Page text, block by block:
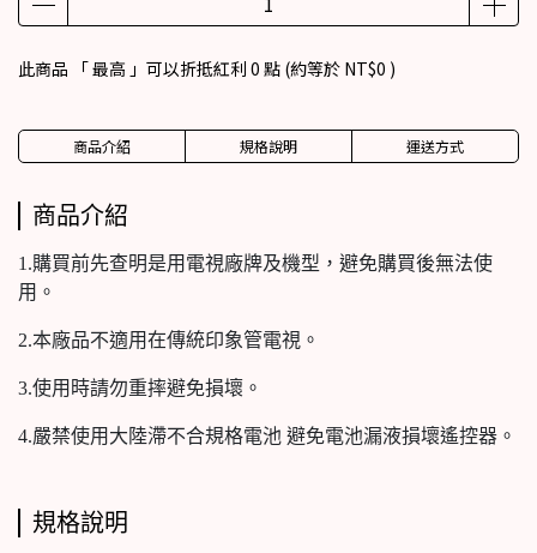
此商品 「 最高 」可以折抵紅利 0 點 (約等於 NT$0 )
商品介紹 規格說明 運送方式
商品介紹
1.購買前先查明是用電視廠牌及機型，避免購買後無法使
用。
2.本廠品不適用在傳統印象管電視。
3.使用時請勿重摔避免損壞。
4.嚴禁使用大陸滯不合規格電池 避免電池漏液損壞遙控器。
規格說明